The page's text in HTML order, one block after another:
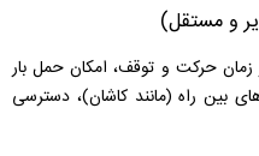
و مستقل)
حرکت و توقف، امکان حمل بار
بین راه (مانند کاشان)، دسترسی